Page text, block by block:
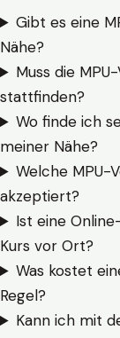
Gibt es eine
Nähe?
Muss die
stattfinden?
Wo finde ich
meiner Nähe?
Welche MPU-
akzeptiert?
Ist eine
Kurs vor Ort?
Was kostet
Regel?
Kann ich mit